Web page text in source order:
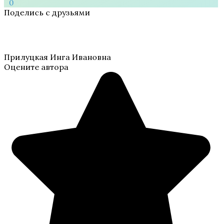
0
Поделись с друзьями
Прилуцкая Инга Ивановна
Оцените автора